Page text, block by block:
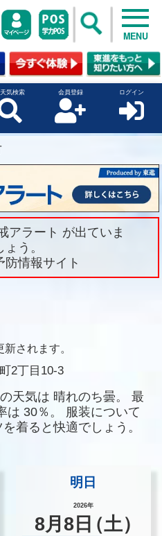
MENU
気検索 会員登録 ログイン
アラート が出ていま
う。
情報サイト
されます。
2丁目10-3
天気は 晴れのち曇。
最
は 30％。
服装について
着ると快適でしょう。
明日
2026年
8月8 日（土）